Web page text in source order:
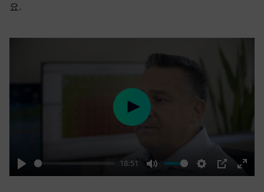
요.
Play
18:51
Mute Settings
PIP
Enter
Play